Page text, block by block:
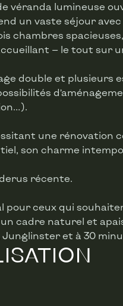
véranda lumineuse
un vaste séjour
chambres
— le tout sur
double et plusieurs
une rénovation
son charme
récente.
pour ceux qui
un cadre naturel et
Junglinster et à 30